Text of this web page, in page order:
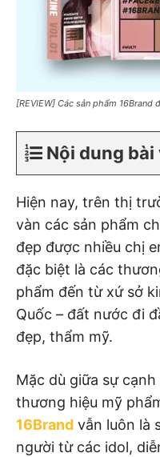
[REVIEW] Các sản phẩm
Nội dung bài
Hiện nay, trên thị
vàn các sản phẩm
đẹp được nhiều chị
đặc biệt là các
phẩm đến từ xứ sở
Quốc – đất nước đi
đẹp, thẩm mỹ.
Mặc dù giữa sự
thương hiệu mỹ
16Brand vẫn luôn là
người từ các idol,